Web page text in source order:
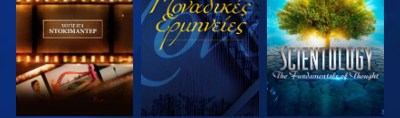
ΤΗ ΣΕΙΡΑ
ΤΗ ΣΕΙΡΑ